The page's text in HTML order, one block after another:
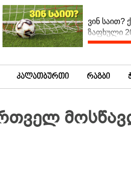
ვინ
ზაფხული
კალათბურთი რაგბი